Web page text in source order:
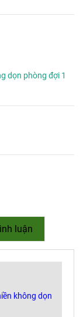
dọn phòng đợi 1
luận
không dọn